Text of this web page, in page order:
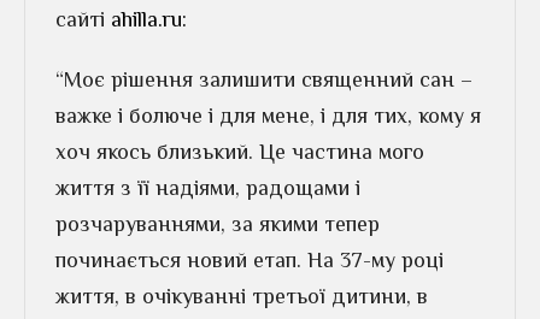
сайті ahilla.ru:
“Моє рішення залишити священний сан –
важке і болюче і для мене, і для тих, кому я
хоч якось близький. Це частина мого
життя з її надіями, радощами і
розчаруваннями, за якими тепер
починається новий етап. На 37-му році
життя, в очікуванні третьої дитини, в